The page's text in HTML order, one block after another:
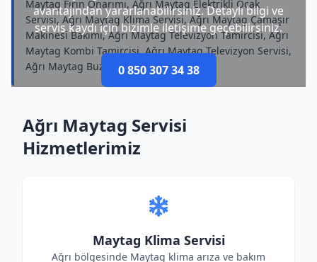
avantajından yararlanabilirsiniz. Detaylı bilgi ve
servis kaydı için bizimle iletişime geçebilirsiniz.
0 850 307 34 38
Maytag Fırın Onarımı, Ağrı Maytag Elektrikli Ocak
Servisi, Ağrı Maytag Klima Servisi, Ağrı Maytag Çamaşır
Makinesi Bakımı, Ağrı Maytag Televizyon Tamircisi, Ağrı
Maytag Kombi Tamircisi, Ağrı Maytag Televizyon Servisi,
Ağrı Maytag Buzdolabı Servisi
Ağrı Maytag Servisi
Hizmetlerimiz
Maytag Klima Servisi
Ağrı bölgesinde Maytag klima arıza ve bakım